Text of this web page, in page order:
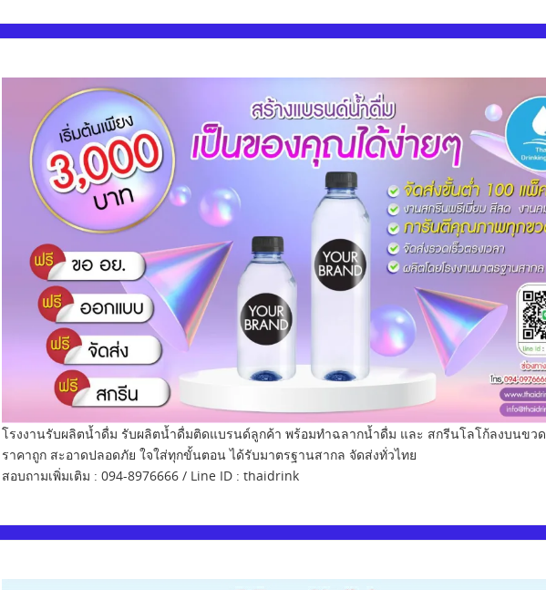
โรงงานรับผลิตน้ำดื่ม รับผลิตน้ำดื่มติดแบรนด์ลูกค้า พร้อมทำฉลากน้ำดื่ม และ สกรีนโลโก้ลงบนขวด
ราคาถูก สะอาดปลอดภัย ใจใส่ทุกขั้นตอน ได้รับมาตรฐานสากล จัดส่งทั่วไทย
สอบถามเพิ่มเติม : 094-8976666 / Line ID : thaidrink